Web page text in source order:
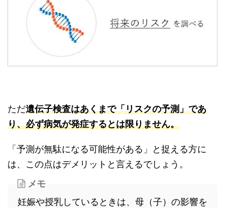
ただ遺伝子検査はあくまで「リスクの予測」であ
り、必ず病気が発症するとは限りません。
「予測が無駄になる可能性がある」と捉える方に
は、この点はデメリットと言えるでしょう。
メモ
妊娠や授乳しているときは、母（子）の影響を